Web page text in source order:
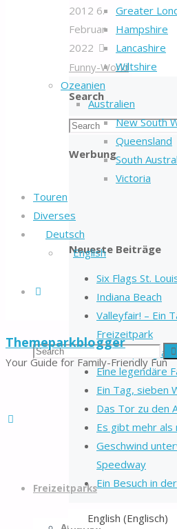
Greater
Hampshire
Lancashire
Wiltshire
Ozeanien
Australien
New South
Queensland
South
Victoria
Touren
Diverses
Deutsch
English
Search
Themeparkblogger
Your Guide for Family-Friendly Fun
Freizeitparks
2012 6.
Februar
2022
Funny-World
Search
Search
Werbung
Neueste Beiträge
Six Flags St.
Indiana Beach
Valleyfair! – Ein
Freizeitpark
Wo Shopping
Eine legendäre
Ein Tag, sieben
Das Tor zu den
Es gibt mehr als
Geschwind
Speedway
Ein Besuch in
English (Englisch)